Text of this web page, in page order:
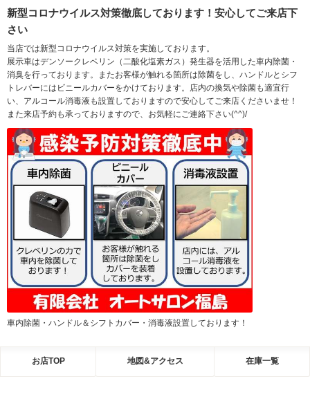
新型コロナウイルス対策徹底しております！安心してご来店下
さい
当店では新型コロナウイルス対策を実施しております。
展示車はデンソークレベリン（二酸化塩素ガス）発生器を活用した車内除菌・
消臭を行っております。またお客様が触れる箇所は除菌をし、ハンドルとシフ
トレバーにはビニールカバーをかけております。店内の換気や除菌も適宜行
い、アルコール消毒液も設置しておりますので安心してご来店くださいませ！
また来店予約も承っておりますので、お気軽にご連絡下さい(^^)/
車内除菌・ハンドル＆シフトカバー・消毒液設置しております！
お店TOP 地図&アクセス 在庫一覧